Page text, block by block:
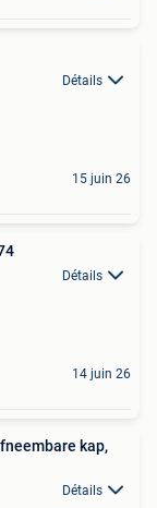
Détails
15 juin 26
Détails
14 juin 26
kap,
Détails